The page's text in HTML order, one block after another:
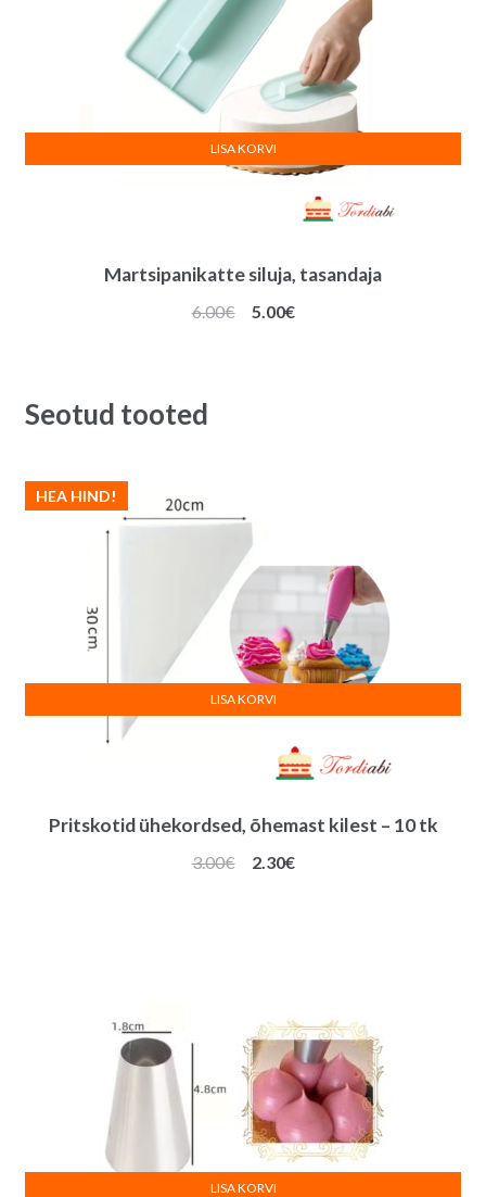
Martsipanikatte siluja, tasandaja
6.00€
Algne
5.00€Praegune
LISA KORVI
Seotud tooted
Pritskotid ühekordsed, õhemast kilest – 10 tk
HEA HIND!
3.00€
Algne
2.30€Praegune
LISA KORVI
LISA KORVI